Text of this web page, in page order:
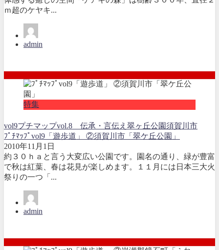
ｍ超のケヤキ...
admin
特集
vol9プチマップvol.8 伝承・言伝え 翠ヶ丘公園須賀川市
ﾌﾟﾁﾏｯﾌﾟvol9「遊歩道」 ②須賀川市「翠ケ丘公園」
2010年11月1日
約３０ｈａと言う大変広い公園です。園名の通り、緑が豊富
で秋は紅葉、春は花見が楽しめます。１１月には日本三大火
祭りの一つ「...
admin